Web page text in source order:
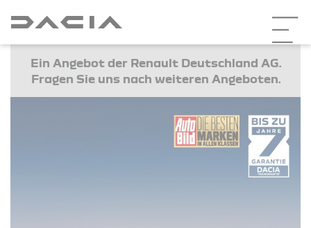
Ein Angebot der Renault Deutschland AG.
Fragen Sie uns nach weiteren Angeboten.